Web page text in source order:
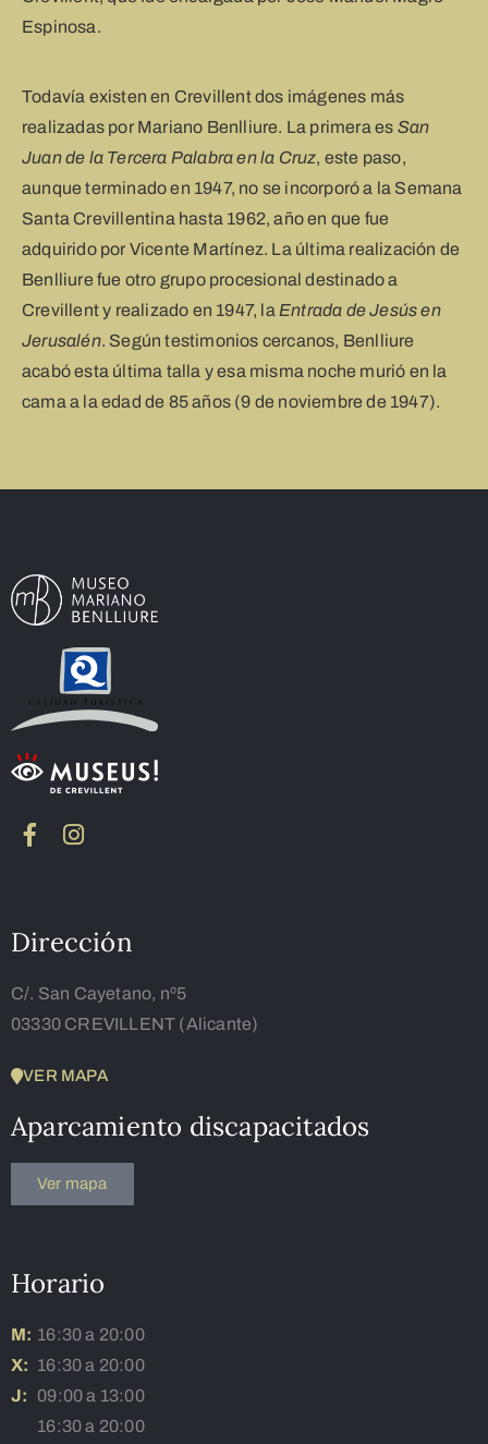
Espinosa.
Todavía existen en Crevillent dos imágenes más
realizadas por Mariano Benlliure. La primera es San
Juan de la Tercera Palabra en la Cruz, este paso,
aunque terminado en 1947, no se incorporó a la Semana
Santa Crevillentina hasta 1962, año en que fue
adquirido por Vicente Martínez. La última realización de
Benlliure fue otro grupo procesional destinado a
Crevillent y realizado en 1947, la Entrada de Jesús en
Jerusalén. Según testimonios cercanos, Benlliure
acabó esta última talla y esa misma noche murió en la
cama a la edad de 85 años (9 de noviembre de 1947).
Dirección
C/. San Cayetano, nº5
03330 CREVILLENT (Alicante)
VER MAPA
Aparcamiento discapacitados
Ver mapa
Horario
M: 16:30 a 20:00
X: 16:30 a 20:00
J:
09:00 a 13:00
16:30 a 20:00